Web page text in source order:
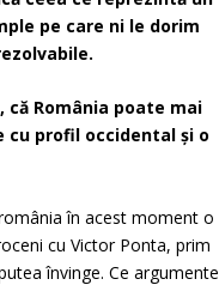
pe care ni le dorim
România poate mai
cu profil occidental și o
în acest moment o
cu Victor Ponta, prim
învinge. Ce argumente